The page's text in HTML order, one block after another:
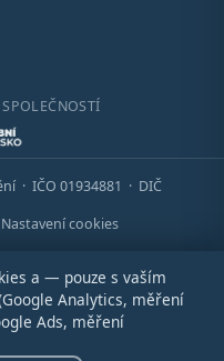
· IČO 01934881 · DIČ
Nastavení cookies
a — pouze s vaším
Analytics, měření
Ads, měření